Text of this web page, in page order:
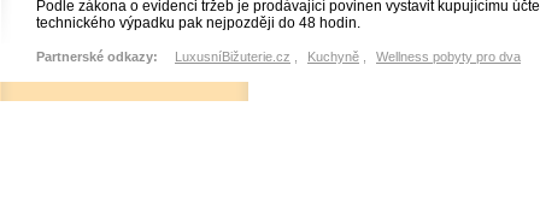
Podle zákona o evidenci tržeb je prodávající povinen vystavit kupujícímu
technického výpadku pak nejpozději do 48 hodin.
Partnerské odkazy: LuxusníBižuterie.cz Kuchyně Wellness pobyty pro dva